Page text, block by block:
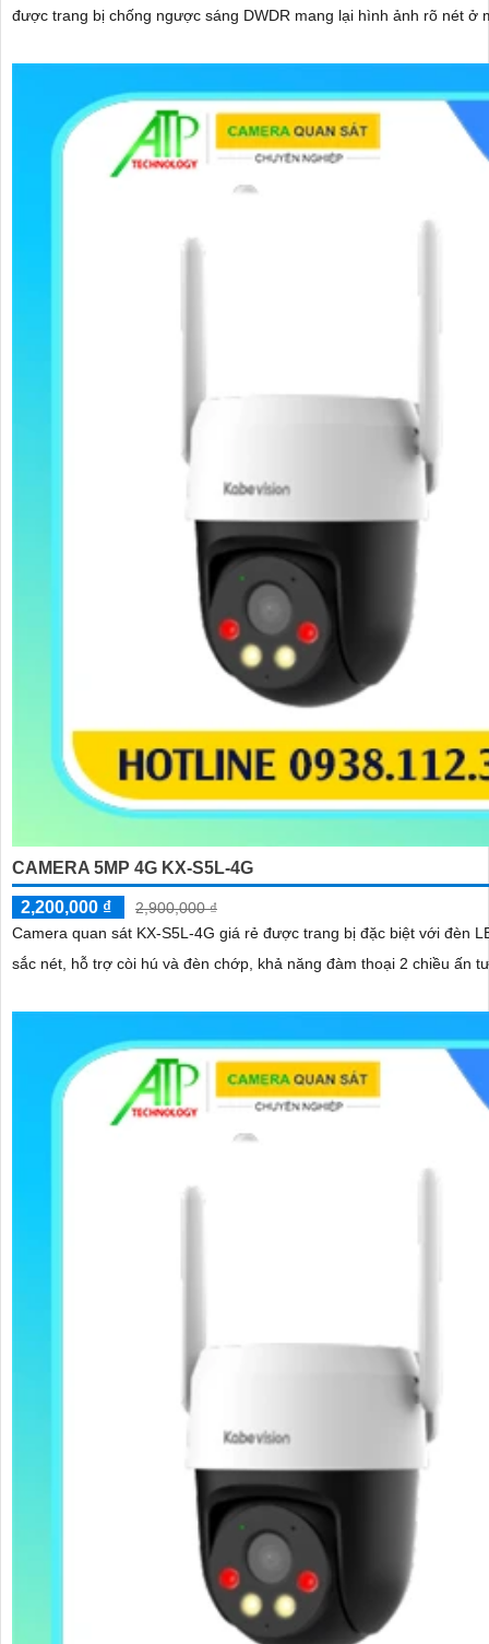
được trang bị chống ngược sáng DWDR mang lại hình ảnh rõ nét ở
CAMERA 5MP 4G KX-S5L-4G
2,200,000 ₫
2,900,000 ₫
Camera quan sát KX-S5L-4G giá rẻ được trang bị đặc biệt với đèn
sắc nét, hỗ trợ còi hú và đèn chớp, khả năng đàm thoại 2 chiều ấn